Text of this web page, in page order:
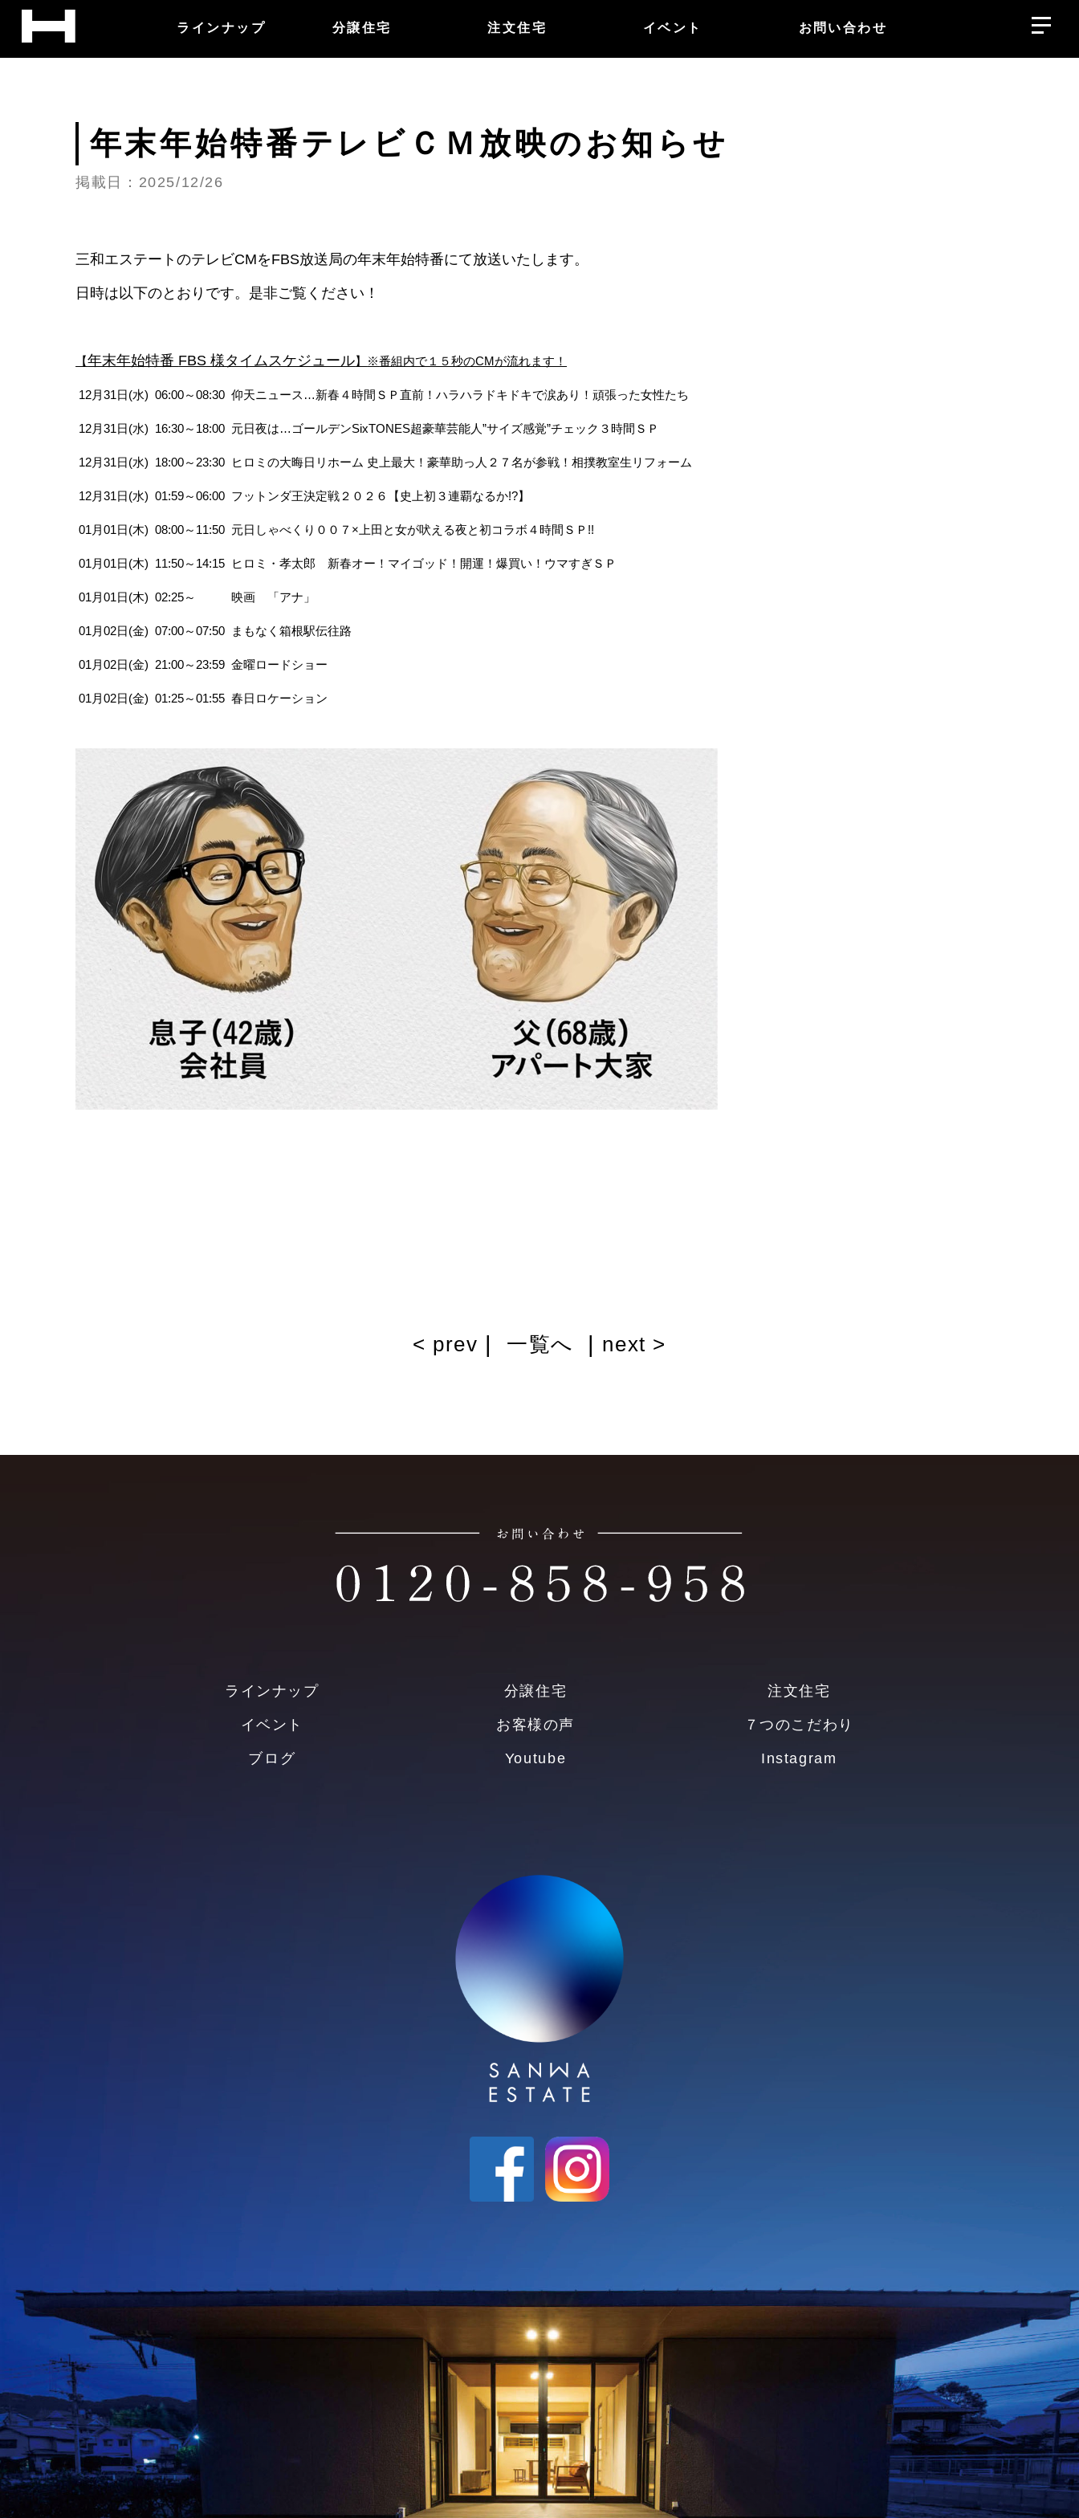
ラインナップ 分譲住宅 注文住宅 イベント お問い合わせ
年末年始特番テレビＣＭ放映のお知らせ
掲載日：2025/12/26
三和エステートのテレビCMをFBS放送局の年末年始特番にて放送いたします。
日時は以下のとおりです。是非ご覧ください！
【年末年始特番 FBS 様タイムスケジュール】 ※番組内で１５秒のCMが流れます！
12月31日(水) 06:00～08:30 仰天ニュース…新春４時間ＳＰ直前！ハラハラドキドキで涙あり！頑張った女性たち
12月31日(水) 16:30～18:00 元日夜は…ゴールデンSixTONES超豪華芸能人”サイズ感覚”チェック３時間ＳＰ
12月31日(水) 18:00～23:30 ヒロミの大晦日リホーム 史上最大！豪華助っ人２７名が参戦！相撲教室生リフォーム
12月31日(水) 01:59～06:00 フットンダ王決定戦２０２６【史上初３連覇なるか!?】
01月01日(木) 08:00～11:50 元日しゃべくり００７×上田と女が吠える夜と初コラボ４時間ＳＰ!!
01月01日(木) 11:50～14:15 ヒロミ・孝太郎 新春オー！マイゴッド！開運！爆買い！ウマすぎＳＰ
01月01日(木) 02:25～ 映画 「アナ」
01月02日(金) 07:00～07:50 まもなく箱根駅伝往路
01月02日(金) 21:00～23:59 金曜ロードショー
01月02日(金) 01:25～01:55 春日ロケーション
< prev | 一覧へ | next >
ラインナップ 分譲住宅 注文住宅
イベント お客様の声 ７つのこだわり
ブログ Youtube Instagram